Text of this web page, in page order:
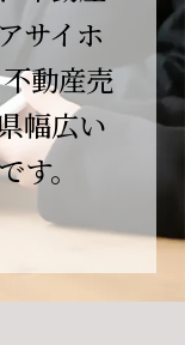
したの
お客様、お
様、そして
様のおか
ます。
学びをい
ぎません。
サイホ
動産売
幅広い
。